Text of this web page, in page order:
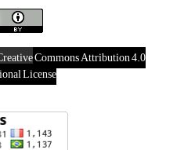
Commons Attribution 4.0
License